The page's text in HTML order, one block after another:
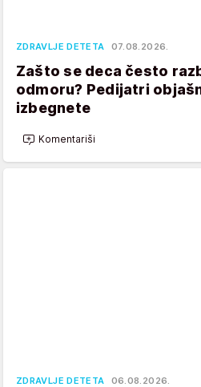
ZDRAVLJE DETETA 07.08.2026.
Zašto se deca često
odmoru? Pedijatri
izbegnete
Komentariši
ZDRAVLJE DETETA 06.08.2026.